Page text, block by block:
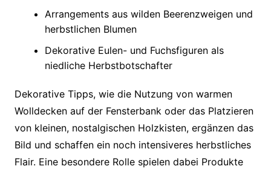
Arrangements aus wilden Beerenzweigen und
herbstlichen Blumen
Dekorative Eulen- und Fuchsfiguren als
niedliche Herbstbotschafter
Dekorative Tipps, wie die Nutzung von warmen
Wolldecken auf der Fensterbank oder das Platzieren
von kleinen, nostalgischen Holzkisten, ergänzen das
Bild und schaffen ein noch intensiveres herbstliches
Flair. Eine besondere Rolle spielen dabei Produkte